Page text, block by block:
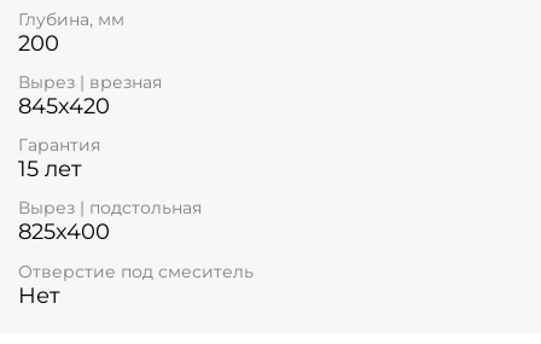
Глубина, мм
200
Вырез | врезная
845x420
Гарантия
15 лет
Вырез | подстольная
825x400
Отверстие под смеситель
Нет